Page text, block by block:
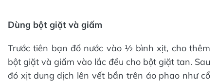
Dùng bột giặt và giấm
Trước tiên bạn đổ nước vào ½ bình xịt, cho thêm
bột giặt và giấm vào lắc đều cho bột giặt tan. Sau
đó xịt dung dịch lên vết bẩn trên áo phao như cổ